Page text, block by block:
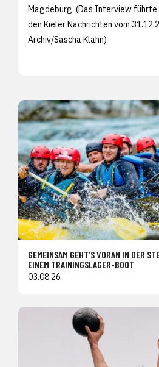
Magdeburg. (Das Interview führte
den Kieler Nachrichten vom
Archiv/Sascha Klahn)
GEMEINSAM GEHT’S VORAN IN DER
EINEM TRAININGSLAGER-BOOT
03.08.26